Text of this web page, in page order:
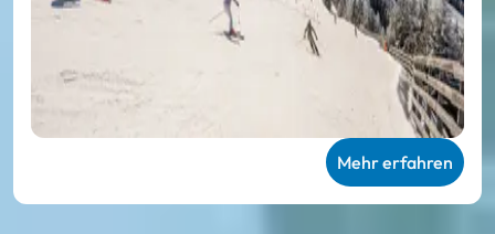
Mehr erfahren